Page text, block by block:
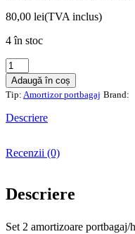
80,00 lei(TVA inclus)
4 în stoc
Cantitate
Set
2
amortizoare
portbagaj/haion
AUDI
2000-
Adaugă în coș
Tip: Amortizor portbagaj Brand:
Descriere
Recenzii (0)
Descriere
Set 2 amortizoare